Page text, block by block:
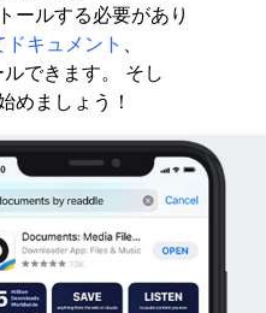
ールする必要があり
キュメント 、
できます。 そし
めましょう！